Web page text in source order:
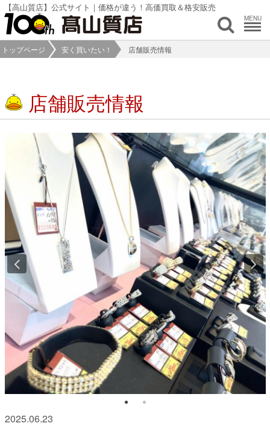
【高山質店】公式サイト｜価格が違う！高価買取＆格安販売
MENU
トップページ 安く買いたい！ 店舗販売情報
店舗販売情報
2025.06.23